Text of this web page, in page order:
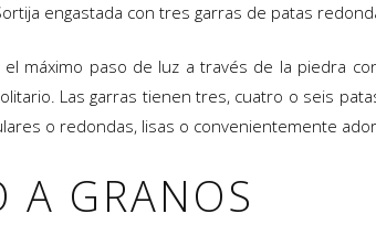
engastada con tres garras de patas
máximo paso de luz a través de la piedra
Las garras tienen tres, cuatro o seis
o redondas, lisas o convenientemente
A GRANOS